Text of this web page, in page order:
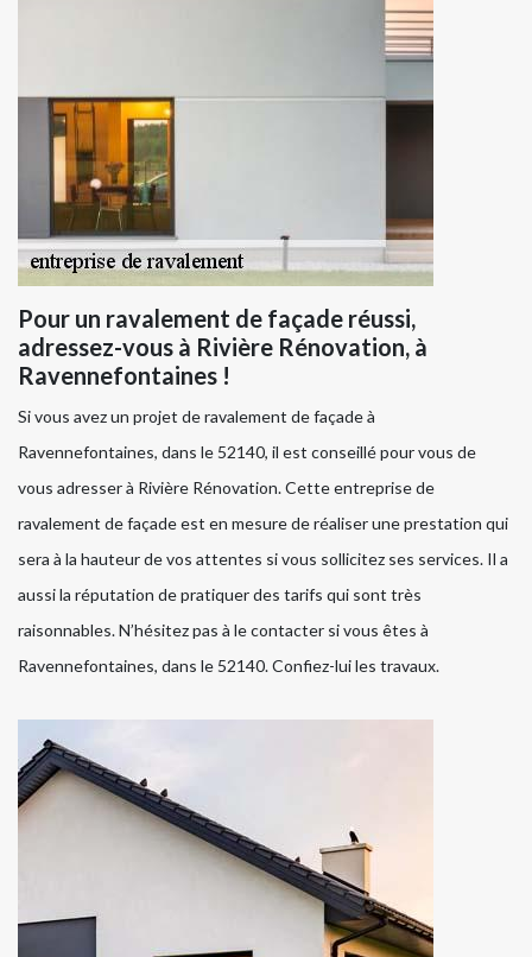
Pour un ravalement de façade réussi,
adressez-vous à Rivière Rénovation, à
Ravennefontaines !
Si vous avez un projet de ravalement de façade à
Ravennefontaines, dans le 52140, il est conseillé pour vous de
vous adresser à Rivière Rénovation. Cette entreprise de
ravalement de façade est en mesure de réaliser une prestation qui
sera à la hauteur de vos attentes si vous sollicitez ses services. Il a
aussi la réputation de pratiquer des tarifs qui sont très
raisonnables. N’hésitez pas à le contacter si vous êtes à
Ravennefontaines, dans le 52140. Confiez-lui les travaux.